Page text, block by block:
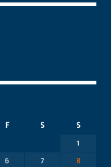
F S
S
1
6 7
8